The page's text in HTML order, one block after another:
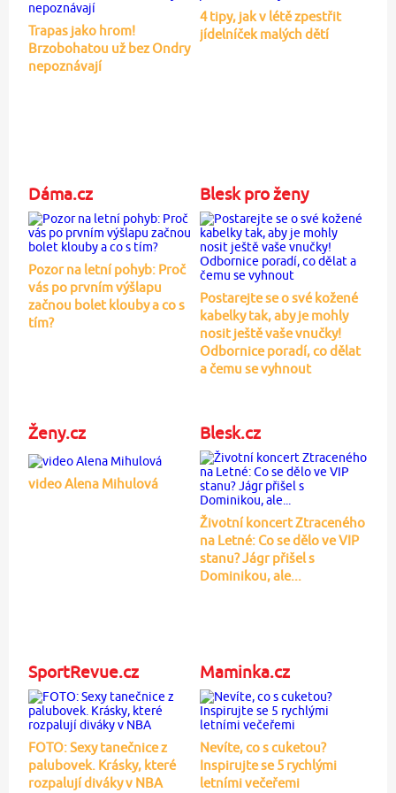
Trapas jako hrom!
Brzobohatou už bez Ondry
nepoznávají
4 tipy, jak v létě zpestřit
jídelníček malých dětí
Dáma.cz
Pozor na letní pohyb: Proč
vás po prvním výšlapu
začnou bolet klouby a co s
tím?
Blesk pro ženy
Postarejte se o své kožené
kabelky tak, aby je mohly
nosit ještě vaše vnučky!
Odbornice poradí, co dělat
a čemu se vyhnout
Ženy.cz
video Alena Mihulová
Blesk.cz
Životní koncert Ztraceného
na Letné: Co se dělo ve VIP
stanu? Jágr přišel s
Dominikou, ale...
SportRevue.cz
FOTO: Sexy tanečnice z
palubovek. Krásky, které
rozpalují diváky v NBA
Maminka.cz
Nevíte, co s cuketou?
Inspirujte se 5 rychlými
letními večeřemi